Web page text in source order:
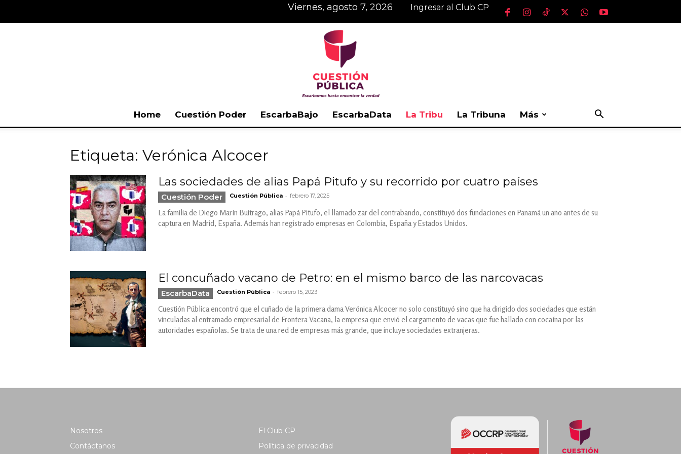
viernes, agosto 7, 2026 Ingresar al Club CP
Home Cuestión Poder EscarbaBajo EscarbaData La Tribu La Tribuna Más
Etiqueta: Verónica Alcocer
Las sociedades de alias Papá Pitufo y su recorrido por cuatro países
Cuestión Poder Cuestión Pública - febrero 17, 2025
La familia de Diego Marín Buitrago, alias Papá Pitufo, el llamado zar del contrabando, constituyó dos fundaciones en Panamá un año antes de su
captura en Madrid, España. Además han registrado empresas en Colombia, España y Estados Unidos.
El concuñado vacano de Petro: en el mismo barco de las narcovacas
EscarbaData Cuestión Pública - febrero 15, 2023
Cuestión Pública encontró que el cuñado de la primera dama Verónica Alcocer no solo constituyó sino que ha dirigido dos sociedades que están
vinculadas al entramado empresarial de Frontera Vacana, la empresa que envió el cargamento de vacas que fue hallado con cocaína por las
autoridades españolas. Se trata de una red de empresas más grande, que incluye sociedades extranjeras.
Nosotros
Contáctanos
El Club CP
Política de privacidad